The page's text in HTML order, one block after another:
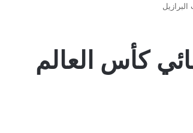
كأس العالم